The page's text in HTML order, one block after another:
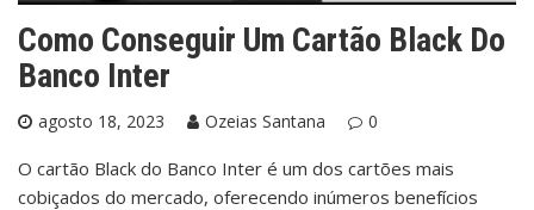
Como Conseguir Um Cartão Black Do
Banco Inter
agosto 18, 2023 Ozeias Santana 0
O cartão Black do Banco Inter é um dos cartões mais
cobiçados do mercado, oferecendo inúmeros benefícios